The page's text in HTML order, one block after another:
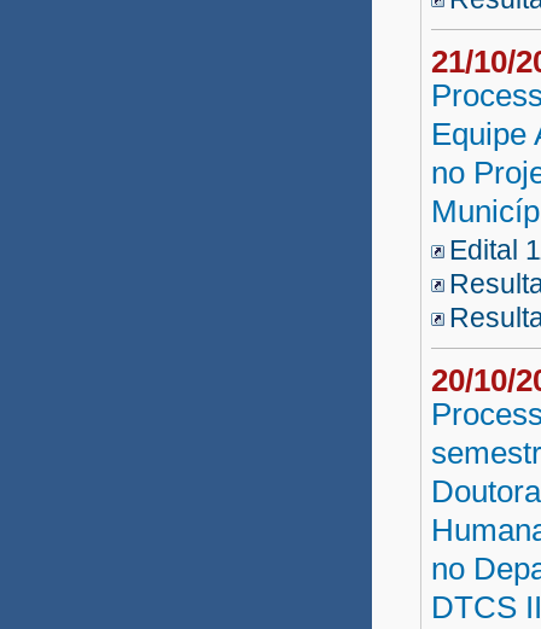
21/10/
Equipe
no
Edital
20/10/
no
DTCS